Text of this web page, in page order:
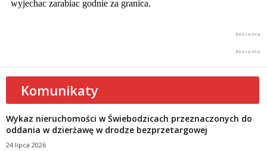
Komunikaty
Wykaz nieruchomości w Świebodzicach przeznaczonych do
oddania w dzierżawę w drodze bezprzetargowej
24 lipca 2026